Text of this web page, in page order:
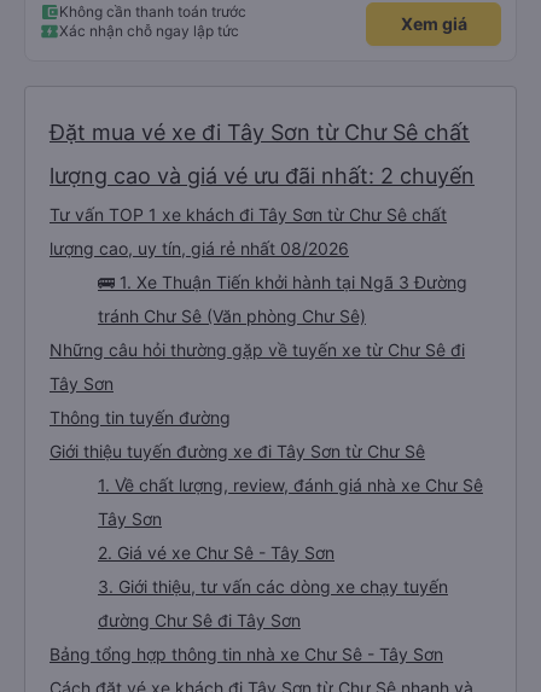
nhìn chug khá ổn, có dừng lại để đi vệ sinh.
Không cần thanh toán trước
Xác nhận chỗ ngay lập tức
Xem giá
Đặt mua vé xe đi Tây Sơn từ Chư Sê chất
lượng cao và giá vé ưu đãi nhất: 2 chuyến
Tư vấn TOP 1 xe khách đi Tây Sơn từ Chư Sê chất
lượng cao, uy tín, giá rẻ nhất 08/2026
🚌 1. Xe Thuận Tiến khởi hành tại Ngã 3 Đường
tránh Chư Sê (Văn phòng Chư Sê)
Những câu hỏi thường gặp về tuyến xe từ Chư Sê đi
Tây Sơn
Thông tin tuyến đường
Giới thiệu tuyến đường xe đi Tây Sơn từ Chư Sê
1. Về chất lượng, review, đánh giá nhà xe Chư Sê
Tây Sơn
2. Giá vé xe Chư Sê - Tây Sơn
3. Giới thiệu, tư vấn các dòng xe chạy tuyến
đường Chư Sê đi Tây Sơn
Bảng tổng hợp thông tin nhà xe Chư Sê - Tây Sơn
Cách đặt vé xe khách đi Tây Sơn từ Chư Sê nhanh và